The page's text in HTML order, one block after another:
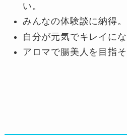
い。
みんなの体験談に納得。
自分が元気でキレイに
アロマで腸美人を目指